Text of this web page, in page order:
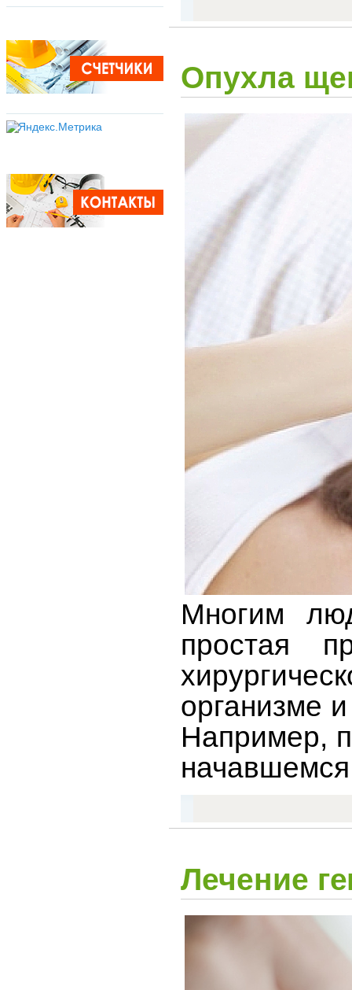
Опухла
Многим
простая
организме
Например,
Лечение